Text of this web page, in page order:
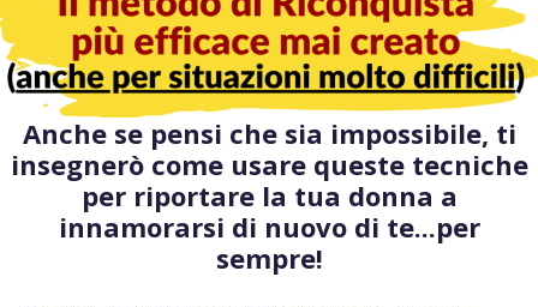
Anche se pensi che sia impossibile, ti
insegnerò come usare queste tecniche
per riportare la tua donna a
innamorarsi di nuovo di te...per
sempre!